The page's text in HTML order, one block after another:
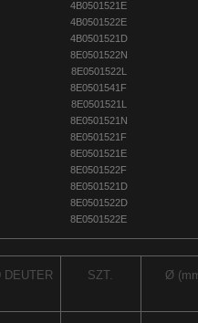
4B0501521E
4B0501522E
4B0501521D
8E0501522N
8E0501522L
8E0501541F
8E0501521L
8E0501521N
8E0501521F
8E0501521E
8E0501522F
8E0501521D
8E0501522D
8E0501522E
DEUTER SZT. Ø